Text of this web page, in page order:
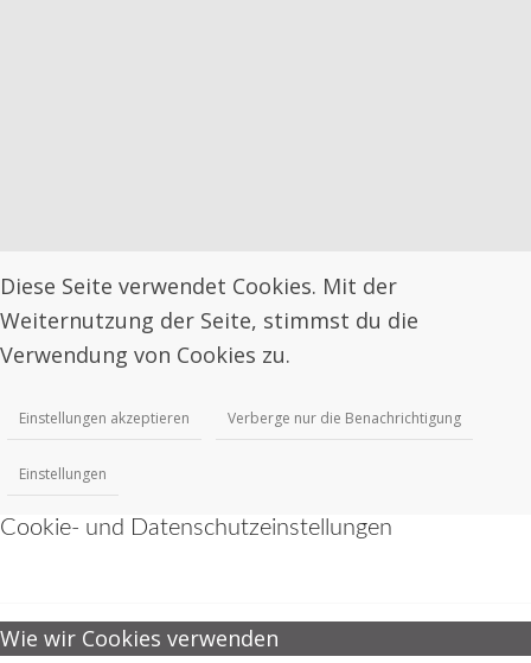
Diese Seite verwendet Cookies. Mit der
Weiternutzung der Seite, stimmst du die
Verwendung von Cookies zu.
Einstellungen akzeptieren Verberge nur die Benachrichtigung
Einstellungen
Cookie- und Datenschutzeinstellungen
Wie wir Cookies verwenden